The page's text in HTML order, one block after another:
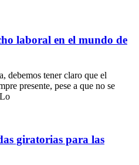
laboral en el mundo de
debemos tener claro que el
presente, pese a que no se
giratorias para las